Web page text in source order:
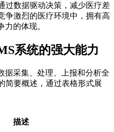
过数据驱动决策，减少医疗差
争激烈的医疗环境中，拥有高
的体现。
系统的强大能力
据采集、处理、上报和分析全
简要概述，通过表格形式展
描述